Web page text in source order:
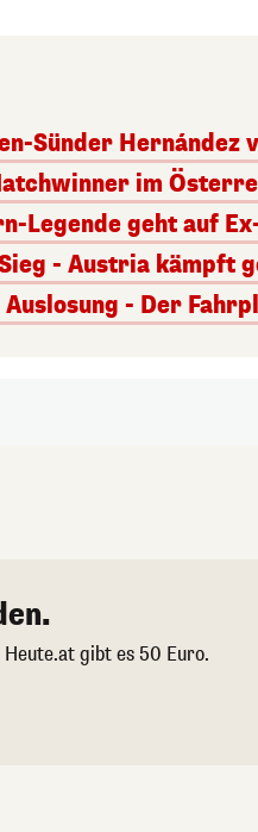
Sünder Hernández
im
Legende geht auf
- Austria kämpft
- Der
gibt es 50 Euro.